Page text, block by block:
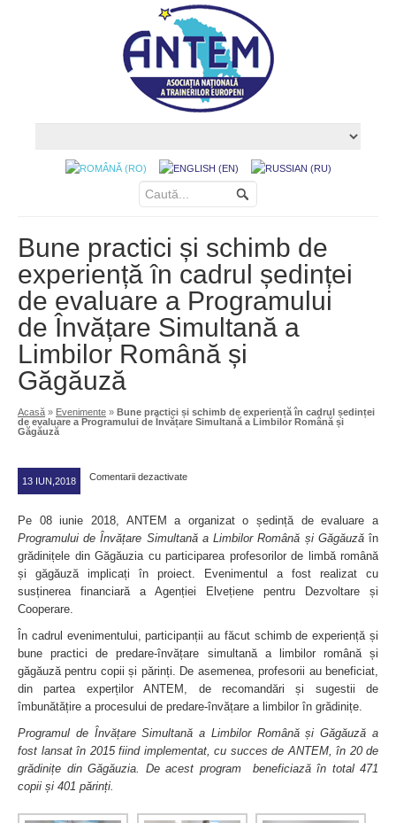
Bune practici și schimb de
experiență în cadrul ședinței
de evaluare a Programului
de Învățare Simultană a
Limbilor Română și
Găgăuză
Acasă » Evenimente » Bune practici și schimb de experiență în cadrul ședinței
de evaluare a Programului de Învățare Simultană a Limbilor Română și
Găgăuză
13 IUN,2018 Comentarii dezactivate
Pe 08 iunie 2018, ANTEM a organizat o ședință de evaluare a
Programului de Învățare Simultană a Limbilor Română și Găgăuzăîn
grădinițele din Găgăuzia cu participarea profesorilor de limbă română
și găgăuză implicați în proiect. Evenimentul a fost realizat cu
susținerea financiară a Agenției Elvețiene pentru Dezvoltare și
Cooperare.
În cadrul evenimentului, participanții au făcut schimb de experiență și
bune practici de predare-învățare simultană a limbilor română și
găgăuză pentru copii și părinți. De asemenea, profesorii au beneficiat,
din partea experților ANTEM, de recomandări și sugestii de
îmbunătățire a procesului de predare-învățare a limbilor în grădinițe.
Programul de Învățare Simultană a Limbilor Română și Găgăuză a
fost lansat în 2015 fiind implementat, cu succes de ANTEM, în 20 de
grădinițe din Găgăuzia. De acest program beneficiază în total 471
copii și 401 părinți.